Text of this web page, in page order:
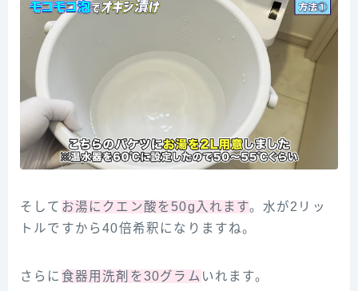
そして お湯にクエン酸を50g入れます。水が2リッ
トルですから40倍希釈になりますね。
さらに 食器用洗剤を30グラム いれます。